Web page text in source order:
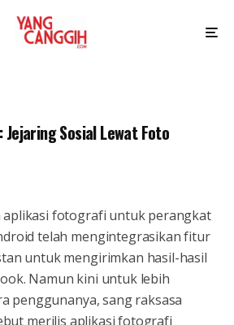
Jejaring Sosial Lewat Foto
aplikasi fotografi untuk perangkat
telah mengintegrasikan fitur
untuk mengirimkan hasil-hasil
Namun kini untuk lebih
penggunanya, sang raksasa
merilis aplikasi fotografi